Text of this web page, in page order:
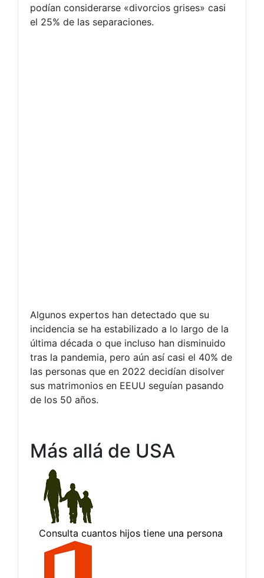
podían considerarse «divorcios grises» casi
el 25% de las separaciones.
Algunos expertos han detectado que su
incidencia se ha estabilizado a lo largo de la
última década o que incluso han disminuido
tras la pandemia, pero aún así casi el 40% de
las personas que en 2022 decidían disolver
sus matrimonios en EEUU seguían pasando
de los 50 años.
Más allá de USA